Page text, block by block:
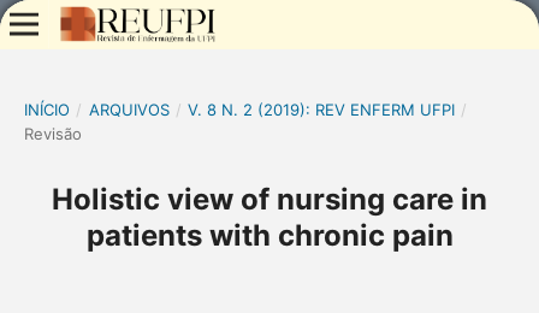
INÍCIO / ARQUIVOS / V. 8 N. 2 (2019): REV ENFERM UFPI /
Revisão
Holistic view of nursing care in
patients with chronic pain